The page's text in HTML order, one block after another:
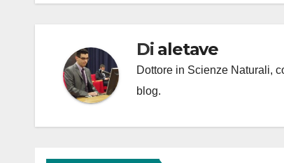
Di aletave
Dottore in Scienze Naturali,
blog.